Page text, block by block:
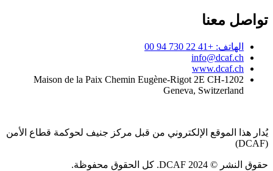
تواصل معنا
الهاتف: +41 22 730 94 00
info@dcaf.ch
www.dcaf.ch
Maison de la Paix Chemin Eugène-Rigot 2E CH-1202
Geneva, Switzerland
يُدار هذا الموقع الإلكتروني من قبل مركز جنيف لحوكمة قطاع الأمن
(DCAF)
حقوق النشر © 2024 DCAF. كل الحقوق محفوظة.